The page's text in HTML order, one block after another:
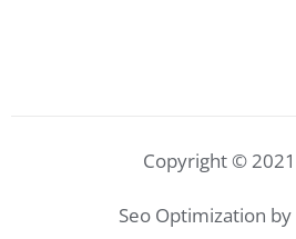
Copyright ©
Seo Optimization by